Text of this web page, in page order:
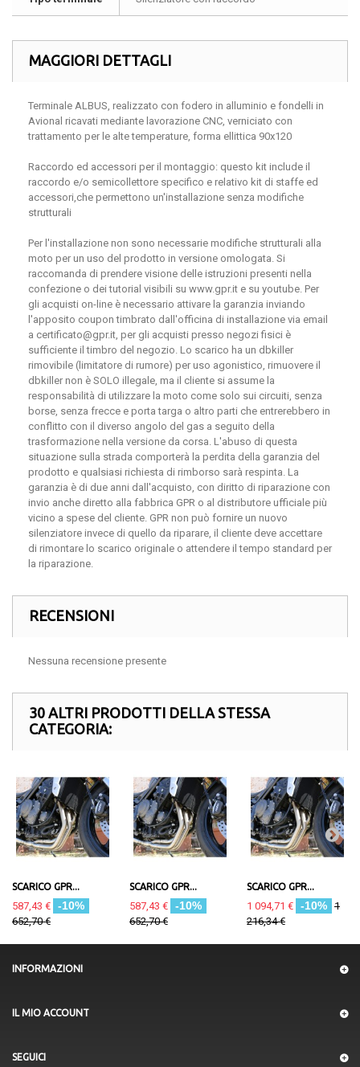
MAGGIORI DETTAGLI
Terminale ALBUS, realizzato con fodero in alluminio e fondelli in
Avional ricavati mediante lavorazione CNC, verniciato con
trattamento per le alte temperature, forma ellittica 90x120
Raccordo ed accessori per il montaggio: questo kit include il
raccordo e/o semicollettore specifico e relativo kit di staffe ed
accessori,che permettono un'installazione senza modifiche
strutturali
Per l'installazione non sono necessarie modifiche strutturali alla
moto per un uso del prodotto in versione omologata. Si
raccomanda di prendere visione delle istruzioni presenti nella
confezione o dei tutorial visibili su www.gpr.it e su youtube. Per
gli acquisti on-line è necessario attivare la garanzia inviando
l'apposito coupon timbrato dall'officina di installazione via email
a certificato@gpr.it, per gli acquisti presso negozi fisici è
sufficiente il timbro del negozio. Lo scarico ha un dbkiller
rimovibile (limitatore di rumore) per uso agonistico, rimuovere il
dbkiller non è SOLO illegale, ma il cliente si assume la
responsabilità di utilizzare la moto come solo sui circuiti, senza
borse, senza frecce e porta targa o altro parti che entrerebbero in
conflitto con il diverso angolo del gas a seguito della
trasformazione nella versione da corsa. L'abuso di questa
situazione sulla strada comporterà la perdita della garanzia del
prodotto e qualsiasi richiesta di rimborso sarà respinta. La
garanzia è di due anni dall'acquisto, con diritto di riparazione con
invio anche diretto alla fabbrica GPR o al distributore ufficiale più
vicino a spese del cliente. GPR non può fornire un nuovo
silenziatore invece di quello da riparare, il cliente deve accettare
di rimontare lo scarico originale o attendere il tempo standard per
la riparazione.
RECENSIONI
Nessuna recensione presente
30 ALTRI PRODOTTI DELLA STESSA
CATEGORIA:
SCARICO GPR...
587,43 € -10%
652,70 €
SCARICO GPR...
587,43 € -10%
652,70 €
SCARICO GPR...
1 094,71 € -10% 1
216,34 €
INFORMAZIONI
IL MIO ACCOUNT
SEGUICI